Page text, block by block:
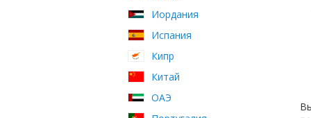
Иордания
Испания
Кипр
Китай
ОАЭ